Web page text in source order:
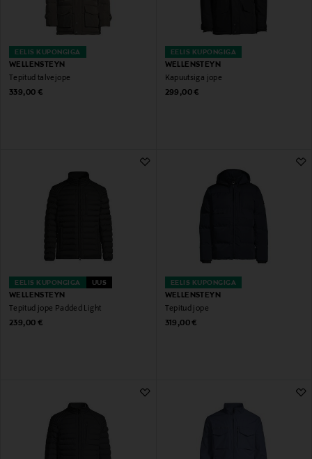
EELIS KUPONGIGA
WELLENSTEYN
Tepitud talvejope
Original Price
339,00 €
EELIS KUPONGIGA
WELLENSTEYN
Kapuutsiga jope
Original Price
299,00 €
EELIS KUPONGIGA UUS
WELLENSTEYN
Tepitud jope Padded Light
Original Price
239,00 €
EELIS KUPONGIGA
WELLENSTEYN
Tepitud jope
Original Price
319,00 €